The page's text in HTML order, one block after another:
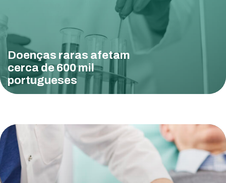
Doenças raras afetam
cerca de 600 mil
portugueses